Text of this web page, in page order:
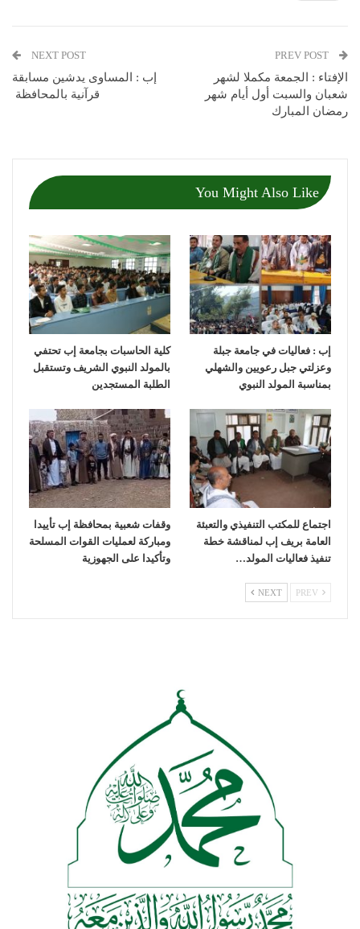
الإفتاء : الجمعة مكملا لشهر
شعبان والسبت أول أيام شهر
رمضان المبارك
NEXT POST
إب : المساوى يدشين مسابقة
قرآنية بالمحافظة
You Might Also Like
إب : فعاليات في جامعة جبلة
وعزلتي جبل رعويين والشهلي
بمناسبة المولد النبوي
كلية الحاسبات بجامعة إب تحتفي
بالمولد النبوي الشريف وتستقبل
الطلبة المستجدين
اجتماع للمكتب التنفيذي والتعبئة
العامة بريف إب لمناقشة خطة
تنفيذ فعاليات المولد…
وقفات شعبية بمحافظة إب تأييدا
ومباركة لعمليات القوات المسلحة
وتأكيدا على الجهوزية
NEXT